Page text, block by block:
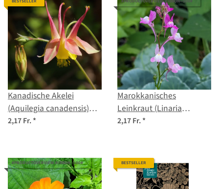
BESTSELLER
Kanadische Akelei
(Aquilegia canadensis)
Samen
2,17 Fr.*
#PRODUCTOVERVIEW.RIBBON--100#
Marokkanisches
Leinkraut (Linaria
maroccana) Samen
2,17 Fr.*
#PRODUCTOVERVIEW.RIBBON--100# BESTSELLER